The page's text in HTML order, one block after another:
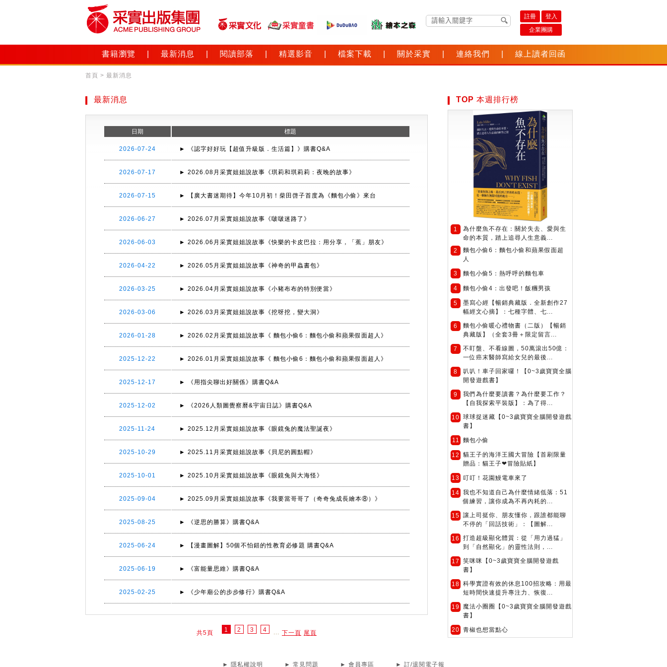
註冊
登入
企業團購
書籍瀏覽 最新消息 閱讀部落 精選影音 檔案下載 關於采實 連絡我們 線上讀者回函
首頁 > 最新消息
最新消息
日期 標題
2026-07-24 ► 《認字好好玩【超值升級版．生活篇】》購書Q&A
2026-07-17 ► 2026.08月采實姐姐說故事《琪莉和琪莉莉：夜晚的故事》
2026-07-15 ► 【廣大書迷期待】今年10月初！柴田啓子首度為《麵包小偷》來台
2026-06-27 ► 2026.07月采實姐姐說故事《啵啵迷路了》
2026-06-03 ► 2026.06月采實姐姐說故事《快樂的卡皮巴拉：用分享，「蕉」朋友》
2026-04-22 ► 2026.05月采實姐姐說故事《神奇的甲蟲書包》
2026-03-25 ► 2026.04月采實姐姐說故事《小豬布布的特別便當》
2026-03-06 ► 2026.03月采實姐姐說故事《挖呀挖，變大洞》
2026-01-28 ► 2026.02月采實姐姐說故事《 麵包小偷6：麵包小偷和蘋果假面超人》
2025-12-22 ► 2026.01月采實姐姐說故事《 麵包小偷6：麵包小偷和蘋果假面超人》
2025-12-17 ► 《用指尖聊出好關係》購書Q&A
2025-12-02 ► 《2026人類圖覺察曆&宇宙日誌》購書Q&A
2025-11-24 ► 2025.12月采實姐姐說故事《眼鏡兔的魔法聖誕夜》
2025-10-29 ► 2025.11月采實姐姐說故事《貝尼的圓點帽》
2025-10-01 ► 2025.10月采實姐姐說故事《眼鏡兔與大海怪》
2025-09-04 ► 2025.09月采實姐姐說故事《我要當哥哥了（奇奇兔成長繪本⑧）》
2025-08-25 ► 《逆思的勝算》購書Q&A
2025-06-24 ► 【漫畫圖解】50個不怕錯的性教育必修題 購書Q&A
2025-06-19 ► 《富能量思維》購書Q&A
2025-02-25 ► 《少年廟公的步步修行》購書Q&A
共5頁 1 2 3 4 ... 下一頁 尾頁
TOP 本週排行榜
1
為什麼魚不存在：關於失去、愛與生
命的本質，踏上追尋人生意義...
2
麵包小偷6：麵包小偷和蘋果假面超
人
3 麵包小偷5：熱呼呼的麵包車
4 麵包小偷4：出發吧！飯糰男孩
5
墨寫心經【暢銷典藏版．全新創作27
幅經文心摘】：七種字體、七...
6
麵包小偷暖心禮物書（二版）【暢銷
典藏版】（全套3冊＋限定留言...
7
不盯盤、不看線圖，50萬滾出50億：
一位癌末醫師寫給女兒的最後...
8
叭叭！車子回家囉！【0~3歲寶寶全腦
開發遊戲書】
9
我們為什麼要讀書？為什麼要工作？
【自我探索平裝版】：為了得...
10 球球捉迷藏【0~3歲寶寶全腦開發遊戲
書】
11 麵包小偷
12
貓王子的海洋王國大冒險【首刷限量
贈品：貓王子❤冒險貼紙】
13 叮叮！花園鰻電車來了
14 我也不知道自己為什麼情緒低落：51
個練習，讓你成為不再內耗的...
15 讓上司挺你、朋友懂你，跟誰都能聊
不停的「回話技術」：【圖解...
16
打造超級顯化體質：從「用力過猛」
到「自然顯化」的靈性法則，...
17
笑咪咪【0~3歲寶寶全腦開發遊戲
書】
18 科學實證有效的休息100招攻略：用最
短時間快速提升專注力、恢復...
19
魔法小圈圈【0~3歲寶寶全腦開發遊戲
書】
20 青椒也想當點心
► 隱私權說明 ► 常見問題 ► 會員專區 ► 訂/退閱電子報